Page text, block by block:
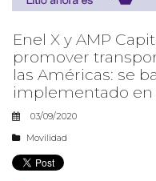
Enel X y AMP
promover
las Américas: se
implementado en
03/09/2020
Movilidad